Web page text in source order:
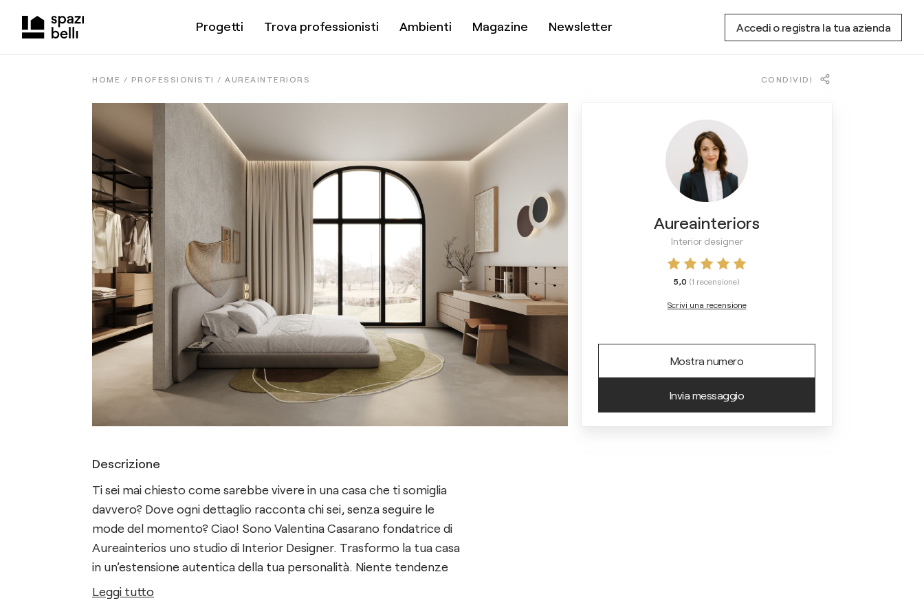
Progetti Trova professionisti Ambienti Magazine Newsletter Accedi o registra la tua azienda
HOME / PROFESSIONISTI / AUREAINTERIORS CONDIVIDI
Aureainteriors
Interior designer
5,0 (1 recensione)
Scrivi una recensione
Mostra numero
Invia messaggio
Descrizione
Ti sei mai chiesto come sarebbe vivere in una casa che ti somiglia
davvero? Dove ogni dettaglio racconta chi sei, senza seguire le
mode del momento? Ciao! Sono Valentina Casarano fondatrice di
Aureainterios uno studio di Interior Designer. Trasformo la tua casa
in un’estensione autentica della tua personalità. Niente tendenze
Leggi tutto